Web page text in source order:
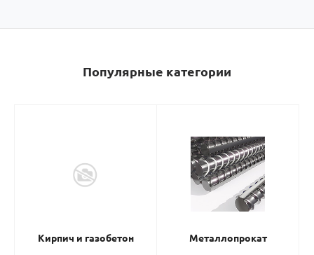
Популярные категории
Кирпич и газобетон Металлопрокат